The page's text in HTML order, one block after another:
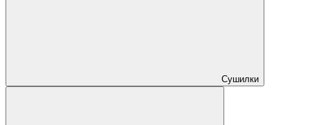
Сушилки